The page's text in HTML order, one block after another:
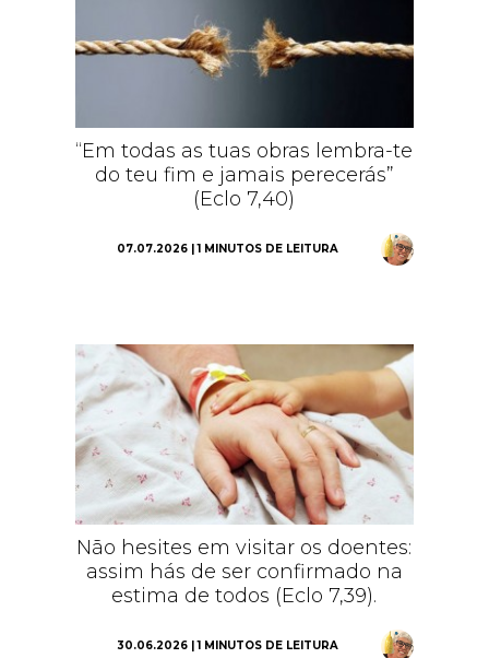
“Em todas as tuas obras lembra-te
do teu fim e jamais perecerás”
(Eclo 7,40)
07.07.2026 | 1 MINUTOS DE LEITURA
Não hesites em visitar os doentes:
assim hás de ser confirmado na
estima de todos (Eclo 7,39).
30.06.2026 | 1 MINUTOS DE LEITURA